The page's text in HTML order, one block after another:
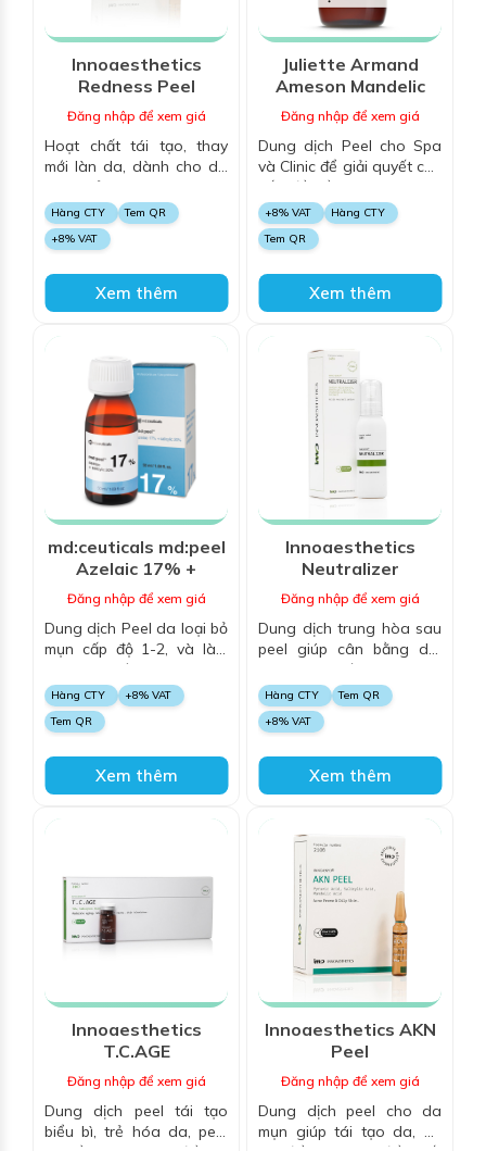
Innoaesthetics
Redness Peel
Đăng nhập để xem giá
Hoạt chất tái tạo, thay
mới làn da, dành cho da
nhạy cảm, da giãn mao
mạch và da mẫn đỏ do
corticoid, da bị trứng cá
đỏ
Hàng CTY
Tem QR
+8% VAT
Xem thêm
Juliette Armand
Ameson Mandelic
Acid 40%
Đăng nhập để xem giá
Dung dịch Peel cho Spa
và Clinic để giải quyết các
vấn đề về da mụn, thâm
và các dấu hiệu lão hoá,
căng bóng bề mặt, sáng
da
+8% VAT
Hàng CTY
Tem QR
Xem thêm
md:ceuticals md:peel
Azelaic 17% +
Salicylic 20%
Đăng nhập để xem giá
Dung dịch Peel da loại bỏ
mụn cấp độ 1-2, và làm
sáng da, với Azelaic Acid
và Salicylic Acid, làm sạch
mụn, giảm sắc tố và cải
thiện độ sáng cho làn da
Hàng CTY
+8% VAT
Tem QR
Xem thêm
Innoaesthetics
Neutralizer
Đăng nhập để xem giá
Dung dịch trung hòa sau
peel giúp cân bằng da,
làm dịu da tức thì sau khi
peel, trung hòa acid trên
da giúp kiểm soát sự xâm
nhập của các alpha-
hydroxy acid vào da,
chiết xuất hoa cúc La Mã
giúp giảm viêm và làm dịu
trình tái tạo da
Hàng CTY
Tem QR
+8% VAT
Xem thêm
Innoaesthetics
T.C.AGE
Đăng nhập để xem giá
Dung dịch peel tái tạo
biểu bì, trẻ hóa da, peel
Innoaesthetics AKN
Peel
Đăng nhập để xem giá
Dung dịch peel cho da
mụn giúp tái tạo da, hỗ